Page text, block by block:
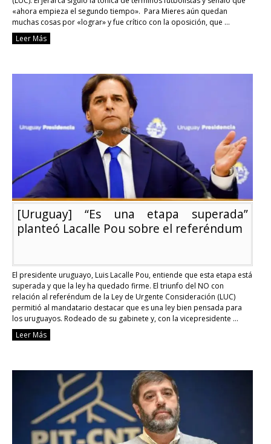
«ahora empieza el segundo tiempo». Para Mieres aún quedan
muchas cosas por «lograr» y fue crítico con la oposición, que …
Continue reading
“empieza”
segundo
tiempo
Intendente
del
FA
diálogo
Leer Más
[Uruguay] “Es una etapa superada”
planteó Lacalle Pou sobre el referéndum
El presidente uruguayo, Luis Lacalle Pou, entiende que esta etapa está
superada y que la ley ha quedado firme. El triunfo del NO con
relación al referéndum de la Ley de Urgente Consideración (LUC)
permitió al mandatario destacar que es una ley bien pensada para
los uruguayos. Rodeado de su gabinete y, con la vicepresidente …
Continue reading
superada”
planteó
Lacalle
Pou
sobre
el
referéndum
Leer Más